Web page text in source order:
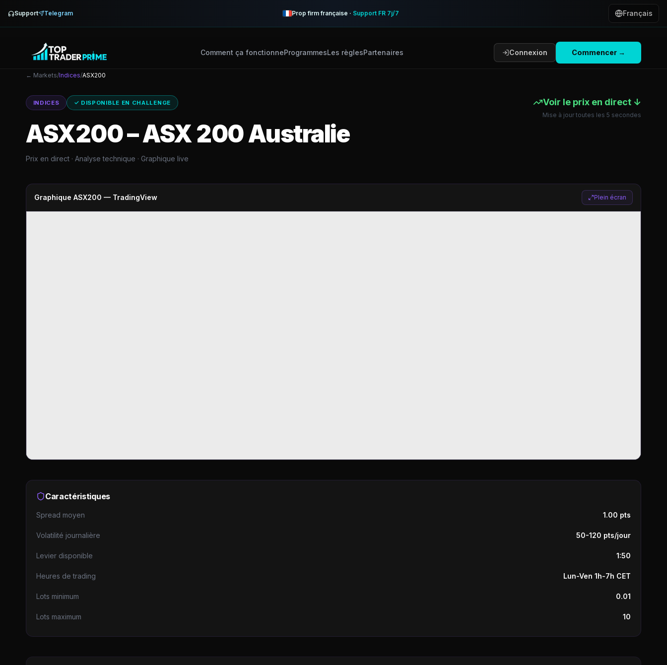
Support Telegram Prop firm française · Support FR 7j/7 Français
Comment ça fonctionneProgrammesLes règlesPartenaires Connexion Commencer →
← Markets/Indices/ASX200
INDICES ✓ DISPONIBLE EN CHALLENGE
ASX200–ASX 200 Australie
Prix en direct · Analyse technique · Graphique live
Voir le prix en direct ↓
Mise à jour toutes les 5 secondes
Graphique ASX200 — TradingView Plein écran
Caractéristiques
Spread moyen 1.00 pts
Volatilité journalière 50-120 pts/jour
Levier disponible 1:50
Heures de trading Lun-Ven 1h-7h CET
Lots minimum 0.01
Lots maximum 10